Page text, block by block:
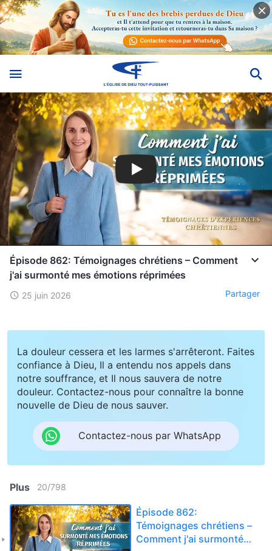
Épisode 862: Témoignages chrétiens – Comment
j'ai surmonté mes émotions réprimées
25 juin 2026 Partager
La douleur cessera et les larmes s'arrêteront. Faites
confiance à Dieu, Il a entendu nos appels dans
notre souffrance, et Il nous sauvera de notre
douleur. Contactez-nous pour connaître la bonne
nouvelle de Dieu de nous sauver.
Contactez-nous par WhatsApp
Plus 20/798
Épisode 862:
Témoignages chrétiens –
Comment j'ai surmonté